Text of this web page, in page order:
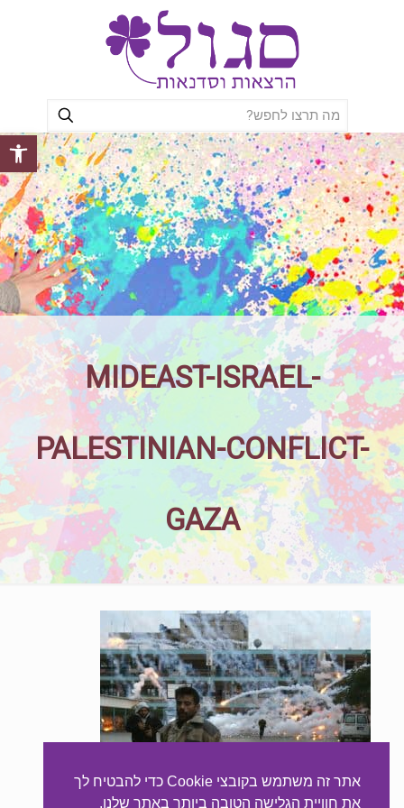
פתח
MIDEAST-ISRAEL-
PALESTINIAN-CONFLICT-
GAZA
אתר זה משתמש בקובצי Cookie כדי להבטיח לך
את חוויית הגלישה הטובה ביותר באתר שלנו.